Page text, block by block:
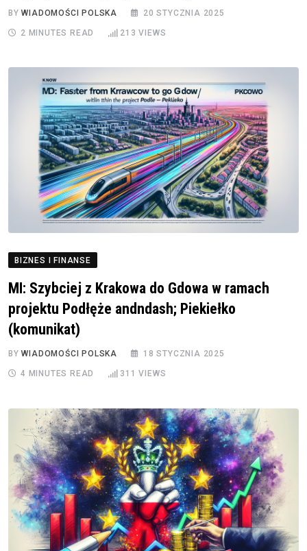
BYWIADOMOŚCI POLSKA 20 STYCZNIA 2025
2 MINUTES READ 213 VIEWS
BIZNES I FINANSE
MI: Szybciej z Krakowa do Gdowa w ramach
projektu Podłęże andndash; Piekiełko
(komunikat)
BYWIADOMOŚCI POLSKA 18 STYCZNIA 2025
4 MINUTES READ 311 VIEWS